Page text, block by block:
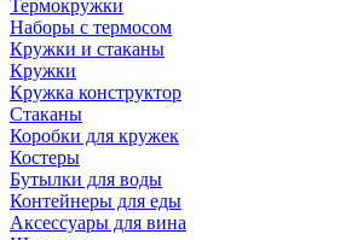
Термокружки
Наборы с термосом
Кружки и стаканы
Кружки
Кружка конструктор
Стаканы
Коробки для кружек
Костеры
Бутылки для воды
Контейнеры для еды
Аксессуары для вина